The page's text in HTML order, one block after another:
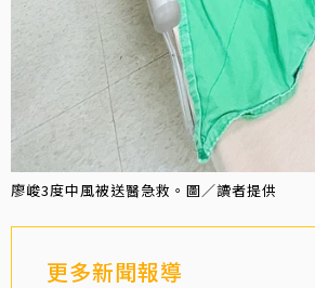
廖峻3度中風被送醫急救。圖／讀者提供
更多新聞報導